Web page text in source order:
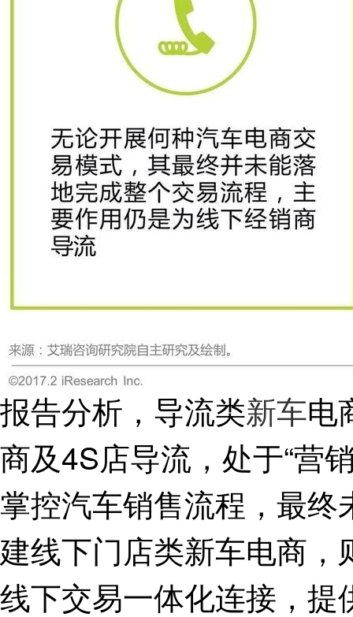
报告分析，导流类新车电
商及4S店导流，处于“营
掌控汽车销售流程，最
建线下门店类新车电商
线下交易一体化连接，